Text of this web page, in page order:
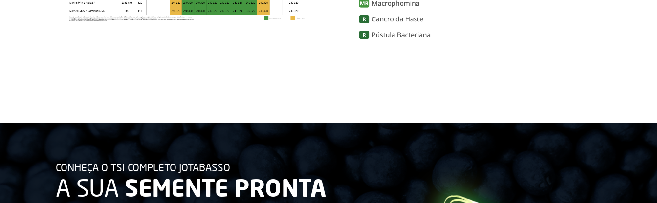
CONHEÇA O TSI COMPLETO JOTABASSO
A SUASEMENTE PRONTA